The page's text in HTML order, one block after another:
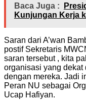
Baca Juga :
Kunjungan Kerja
Saran dari A’wan
postif Sekretaris
saran tersebut , kita
organisasi yang dekat
dengan mereka. Jadi
Peran NU sebagai
Ucap Hafiyan.